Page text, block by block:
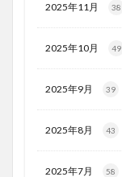
2025年11月 38
2025年10月 49
2025年9月 39
2025年8月 43
2025年7月 58